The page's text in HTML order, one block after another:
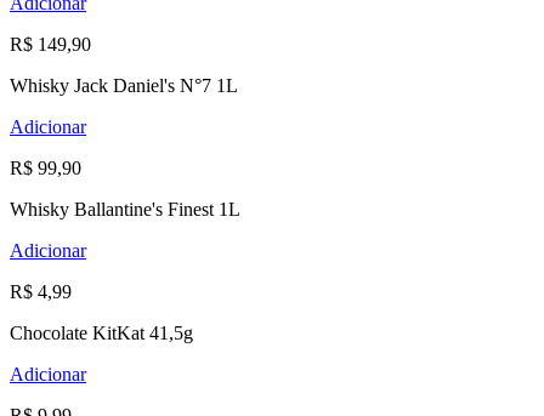
R$ 149,90
Whisky Jack Daniel's N°7 1L
Adicionar
R$ 99,90
Whisky Ballantine's Finest 1L
Adicionar
R$ 4,99
Chocolate KitKat 41,5g
Adicionar